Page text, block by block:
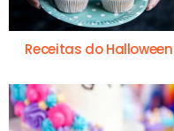
Receitas do Halloween